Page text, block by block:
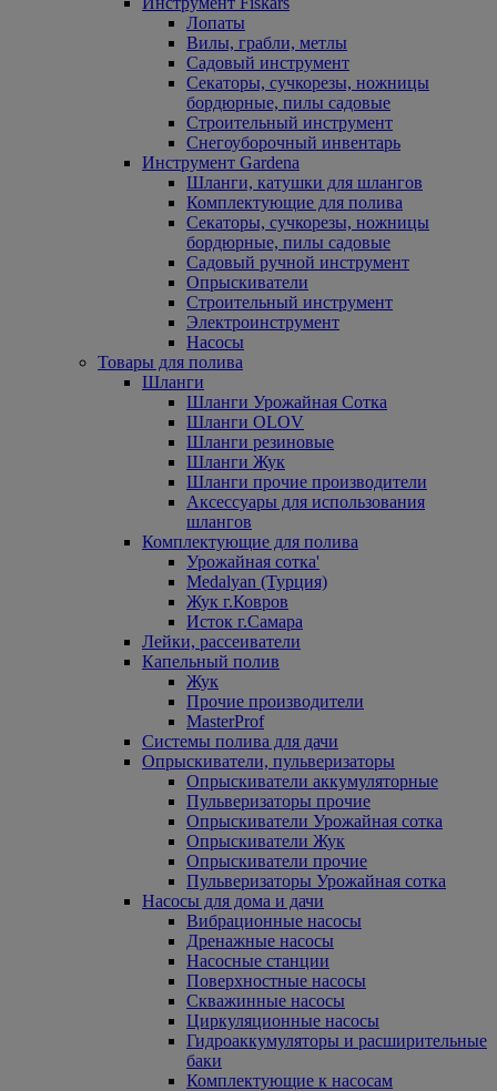
Лопаты
Вилы, грабли, метлы
Садовый инструмент
Секаторы, сучкорезы, ножницы
бордюрные, пилы садовые
Строительный инструмент
Снегоуборочный инвентарь
Инструмент Gardena
Шланги, катушки для шлангов
Комплектующие для полива
Секаторы, сучкорезы, ножницы
бордюрные, пилы садовые
Садовый ручной инструмент
Опрыскиватели
Строительный инструмент
Электроинструмент
Насосы
Товары для полива
Шланги
Шланги Урожайная Сотка
Шланги OLOV
Шланги резиновые
Шланги Жук
Шланги прочие производители
Аксессуары для использования
шлангов
Комплектующие для полива
Урожайная сотка'
Medalyan (Турция)
Жук г.Ковров
Исток г.Самара
Лейки, рассеиватели
Капельный полив
Жук
Прочие производители
MasterProf
Системы полива для дачи
Опрыскиватели, пульверизаторы
Опрыскиватели аккумуляторные
Пульверизаторы прочие
Опрыскиватели Урожайная сотка
Опрыскиватели Жук
Опрыскиватели прочие
Пульверизаторы Урожайная сотка
Насосы для дома и дачи
Вибрационные насосы
Дренажные насосы
Насосные станции
Поверхностные насосы
Скважинные насосы
Циркуляционные насосы
Гидроаккумуляторы и расширительные
баки
Комплектующие к насосам